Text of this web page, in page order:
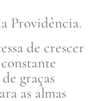
Providência.
de crescer
graças
as almas